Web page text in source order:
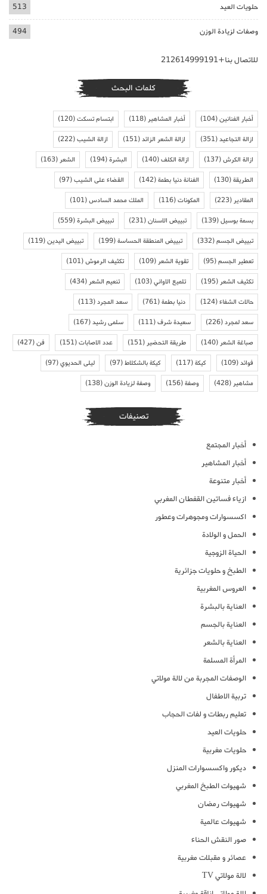
حلويات العيد 513
وصفات لزيادة الوزن 494
للاتصال بنا+212614999191
كلمات البحث
أخبار الفنانين(104) أخبار المشاهير(118) ابتسام تسكت(120)
ازالة التجاعيد(351) ازالة الشعر الزائد(151) ازالة الشيب(222)
ازالة الكرش(137) ازالة الكلف(140) البشرة(194) الشعر(163)
الطريقة(130) الفنانة دنيا بطمة(142) القضاء على الشيب(97)
المقادير(223) المكونات(116) الملك محمد السادس(101)
بسمة بوسيل(139) تبييض الاسنان(231) تبييض البشرة(559)
تبييض الجسم(332) تبييض المنطقة الحساسة(199) تبييض اليدين(119)
تعطير الجسم(95) تقوية الشعر(109) تكثيف الرموش(101)
تكثيف الشعر(195) تلميع الاواني(103) تنعيم الشعر(434)
حالات الشفاء(124) دنيا بطمة(761) سعد المجرد(113)
سعد لمجرد(226) سعيدة شرف(111) سلمى رشيد(167)
صباغة الشعر(140) طريقة التحضير(151) عدد الاصابات(151) فن(427)
فوائد(109) كيكة(117) كيكة بالشكلاط(97) ليلى الحديوي(97)
مشاهير(428) وصفة(156) وصفة لزيادة الوزن(138)
تصنيفات
أخبار المجتمع
أخبار المشاهير
أخبار متنوعة
ازياء فساتين القفطان المغربي
اكسسوارات ومجوهرات وعطور
الحمل و الولادة
الحياة الزوجية
الطبخ و حلويات جزائرية
العروس المغربية
العناية بالبشرة
العناية بالجسم
العناية بالشعر
المرأة المسلمة
الوصفات المجربة من لالة مولاتي
تربية الاطفال
تعليم ربطات و لفات الحجاب
حلويات العيد
حلويات مغربية
ديكور واكسسوارات المنزل
شهيوات الطبخ المغربي
شهيوات رمضان
شهيوات عالمية
صور النقش الحناء
عصائر و مقبلات مغربية
لالة مولاتي TV